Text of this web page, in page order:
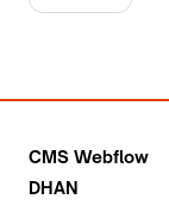
CMS Webflow
DHAN